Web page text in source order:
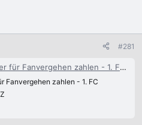
#281
zahlen - 1. FC Kaiserslautern
Fanvergehen zahlen - 1. FC